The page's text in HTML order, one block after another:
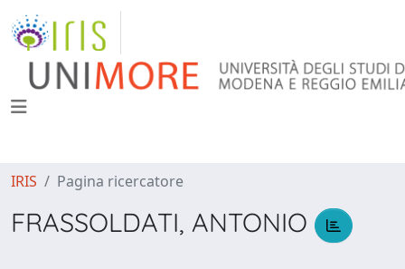
IRIS Pagina ricercatore
FRASSOLDATI, ANTONIO